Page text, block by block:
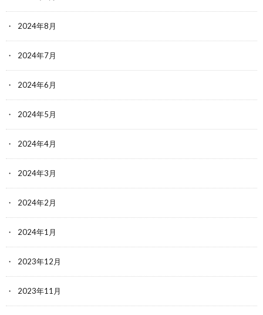
2024年8月
2024年7月
2024年6月
2024年5月
2024年4月
2024年3月
2024年2月
2024年1月
2023年12月
2023年11月